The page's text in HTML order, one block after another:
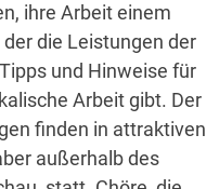
ihre Arbeit einem
die Leistungen der
und Hinweise für
Arbeit gibt. Der
finden in attraktiven
außerhalb des